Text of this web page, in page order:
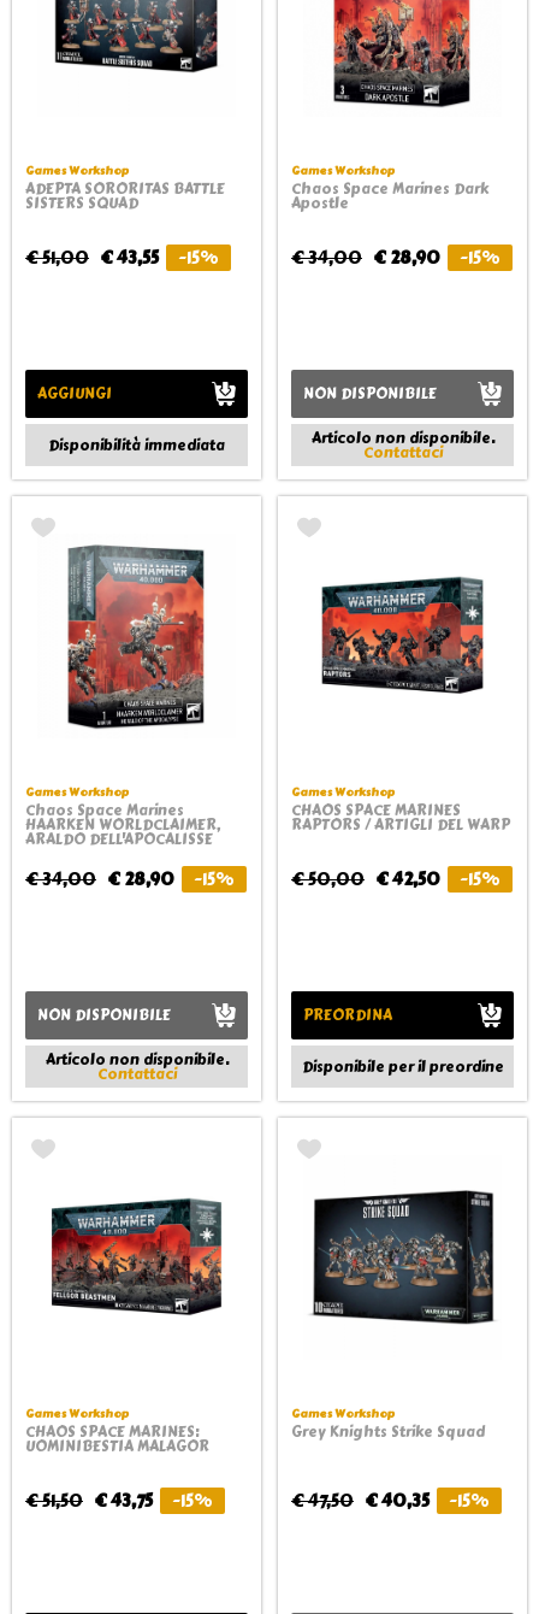
Games Workshop
ADEPTA SORORITAS BATTLE
SISTERS SQUAD
€ 51,00 € 43,55 -15%
AGGIUNGI
Disponibilità immediata
Games Workshop
Chaos Space Marines Dark
Apostle
€ 34,00 € 28,90 -15%
NON DISPONIBILE
Articolo non disponibile.
Contattaci
Games Workshop
Chaos Space Marines
HAARKEN WORLDCLAIMER,
ARALDO DELL'APOCALISSE
€ 34,00 € 28,90 -15%
NON DISPONIBILE
Articolo non disponibile.
Contattaci
Games Workshop
CHAOS SPACE MARINES
RAPTORS / ARTIGLI DEL WARP
€ 50,00 € 42,50 -15%
PREORDINA
Disponibile per il preordine
Games Workshop
CHAOS SPACE MARINES:
UOMINIBESTIA MALAGOR
€ 51,50 € 43,75 -15%
Games Workshop
Grey Knights Strike Squad
€ 47,50 € 40,35 -15%